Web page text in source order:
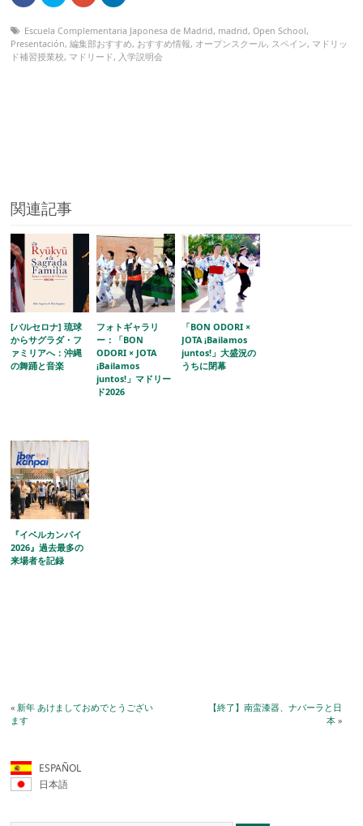
Escuela Complementaria Japonesa de Madrid, madrid,Open School,
Presentación,編集部おすすめ, おすすめ情報, オープンスクール, スペイン, マドリッ
ド補習授業校, マドリード, 入学説明会
関連記事
[バルセロナ] 琉球
からサグラダ・フ
ァミリアへ：沖縄
の舞踊と音楽
フォトギャラリ
ー：「BON
ODORI × JOTA
¡Bailamos
juntos!」マドリー
ド2026
「BON ODORI ×
JOTA ¡Bailamos
juntos!」大盛況の
うちに閉幕
『イベルカンパイ
2026』過去最多の
来場者を記録
« 新年 あけましておめでとうござい
ます
【終了】南蛮漆器、ナバーラと日
本»
ESPAÑOL
日本語